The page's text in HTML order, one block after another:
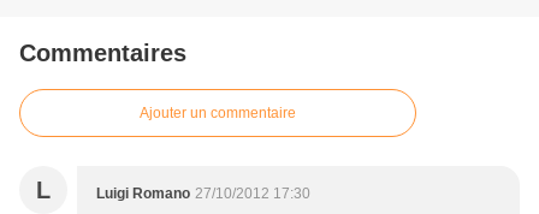
Commentaires
Ajouter un commentaire
L Luigi Romano 27/10/2012 17:30